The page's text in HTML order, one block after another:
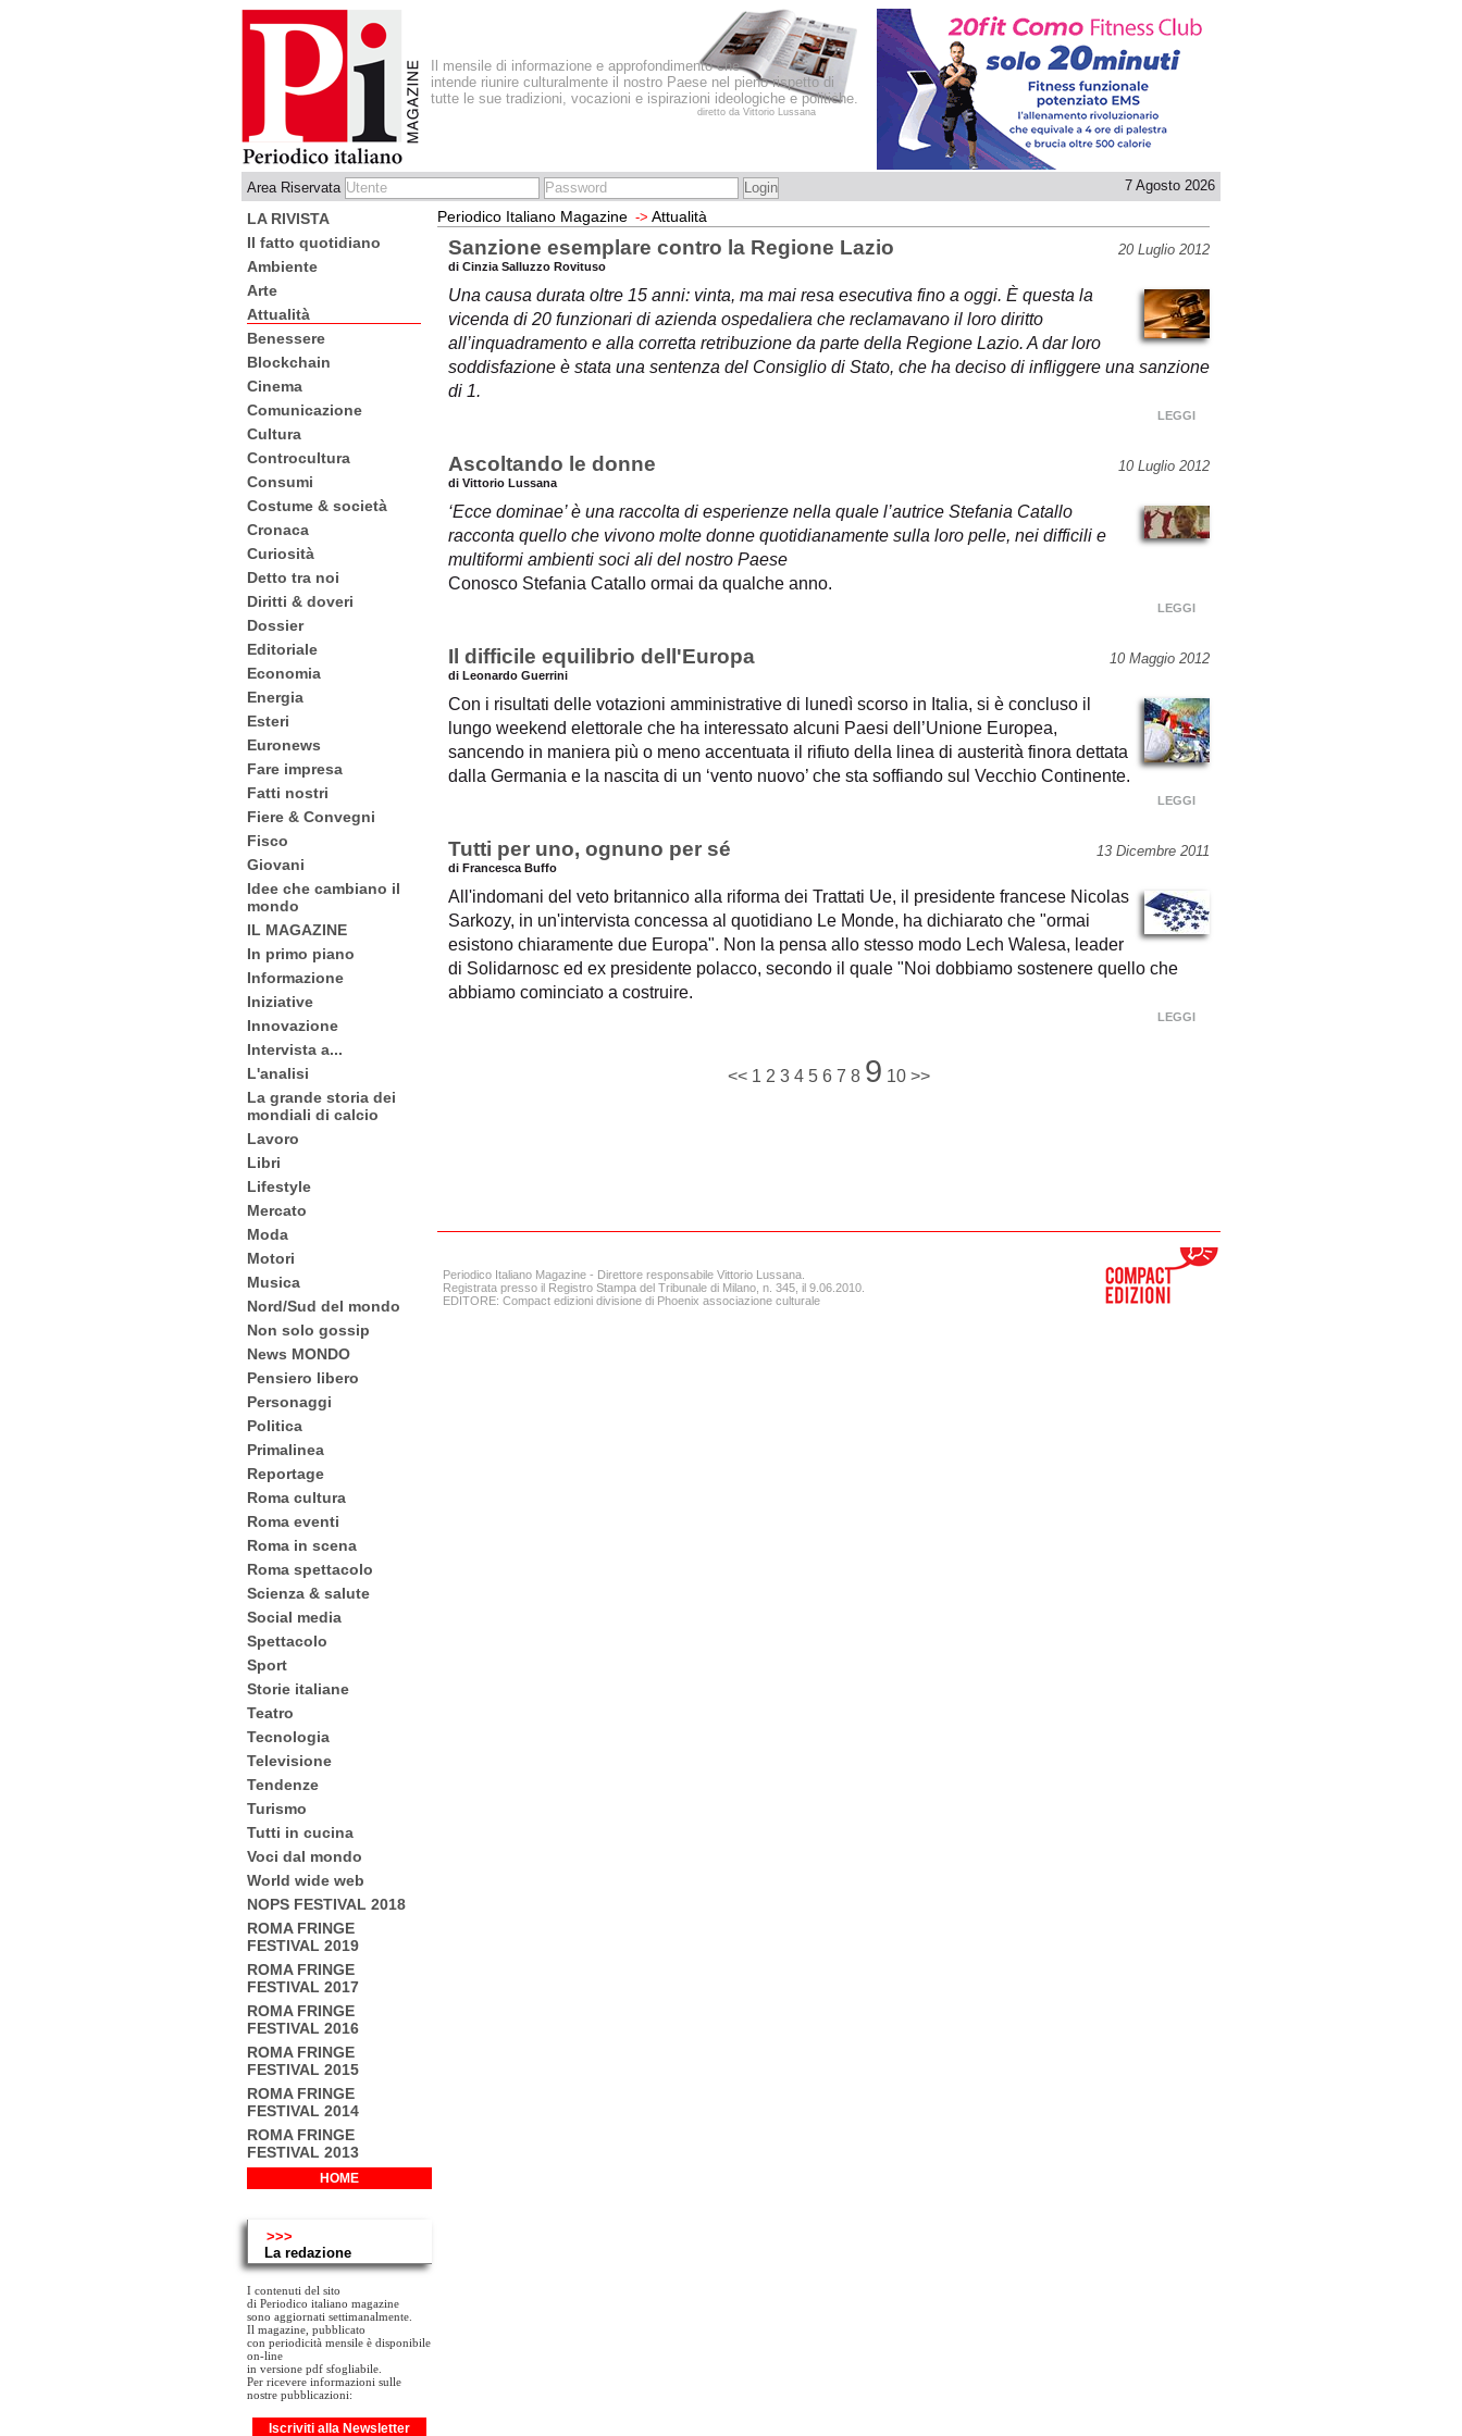
Il mensile di informazione e approfondimento che
intende riunire culturalmente il nostro Paese nel pieno rispetto di
tutte le sue tradizioni, vocazioni e ispirazioni ideologiche e politiche.
diretto da Vittorio Lussana
Area Riservata 7 Agosto 2026
LA RIVISTA
Il fatto quotidiano
Ambiente
Arte
Attualità
Benessere
Blockchain
Cinema
Comunicazione
Cultura
Controcultura
Consumi
Costume & società
Cronaca
Curiosità
Detto tra noi
Diritti & doveri
Dossier
Editoriale
Economia
Energia
Esteri
Euronews
Fare impresa
Fatti nostri
Fiere & Convegni
Fisco
Giovani
Idee che cambiano il
mondo
IL MAGAZINE
In primo piano
Informazione
Iniziative
Innovazione
Intervista a...
L'analisi
La grande storia dei
mondiali di calcio
Lavoro
Libri
Lifestyle
Mercato
Moda
Motori
Musica
Nord/Sud del mondo
Non solo gossip
News MONDO
Pensiero libero
Personaggi
Politica
Primalinea
Reportage
Roma cultura
Roma eventi
Roma in scena
Roma spettacolo
Scienza & salute
Social media
Spettacolo
Sport
Storie italiane
Teatro
Tecnologia
Televisione
Tendenze
Turismo
Tutti in cucina
Voci dal mondo
World wide web
NOPS FESTIVAL 2018
ROMA FRINGE
FESTIVAL 2019
ROMA FRINGE
FESTIVAL 2017
ROMA FRINGE
FESTIVAL 2016
ROMA FRINGE
FESTIVAL 2015
ROMA FRINGE
FESTIVAL 2014
ROMA FRINGE
FESTIVAL 2013
HOME
>>>
La redazione
I contenuti del sito
di Periodico italiano magazine
sono aggiornati settimanalmente.
Il magazine, pubblicato
con periodicità mensile è disponibile
on-line
in versione pdf sfogliabile.
Per ricevere informazioni sulle
nostre pubblicazioni:
Iscriviti alla Newsletter
Periodico Italiano Magazine -> Attualità
Sanzione esemplare contro la Regione Lazio 20 Luglio 2012
di Cinzia Salluzzo Rovituso
Una causa durata oltre 15 anni: vinta, ma mai resa esecutiva fino a oggi. È questa la
vicenda di 20 funzionari di azienda ospedaliera che reclamavano il loro diritto
all’inquadramento e alla corretta retribuzione da parte della Regione Lazio. A dar loro
soddisfazione è stata una sentenza del Consiglio di Stato, che ha deciso di infliggere una sanzione
di 1.
LEGGI
Ascoltando le donne 10 Luglio 2012
di Vittorio Lussana
‘Ecce dominae’ è una raccolta di esperienze nella quale l’autrice Stefania Catallo
racconta quello che vivono molte donne quotidianamente sulla loro pelle, nei difficili e
multiformi ambienti soci ali del nostro Paese
Conosco Stefania Catallo ormai da qualche anno.
LEGGI
Il difficile equilibrio dell'Europa 10 Maggio 2012
di Leonardo Guerrini
Con i risultati delle votazioni amministrative di lunedì scorso in Italia, si è concluso il
lungo weekend elettorale che ha interessato alcuni Paesi dell’Unione Europea,
sancendo in maniera più o meno accentuata il rifiuto della linea di austerità finora dettata
dalla Germania e la nascita di un ‘vento nuovo’ che sta soffiando sul Vecchio Continente.
LEGGI
Tutti per uno, ognuno per sé 13 Dicembre 2011
di Francesca Buffo
All'indomani del veto britannico alla riforma dei Trattati Ue, il presidente francese Nicolas
Sarkozy, in un'intervista concessa al quotidiano Le Monde, ha dichiarato che "ormai
esistono chiaramente due Europa". Non la pensa allo stesso modo Lech Walesa, leader
di Solidarnosc ed ex presidente polacco, secondo il quale "Noi dobbiamo sostenere quello che
abbiamo cominciato a costruire.
LEGGI
<< 1 2 3 4 5 6 7 8 9 10 >>
Periodico Italiano Magazine - Direttore responsabile Vittorio Lussana.
Registrata presso il Registro Stampa del Tribunale di Milano, n. 345, il 9.06.2010.
EDITORE: Compact edizioni divisione di Phoenix associazione culturale